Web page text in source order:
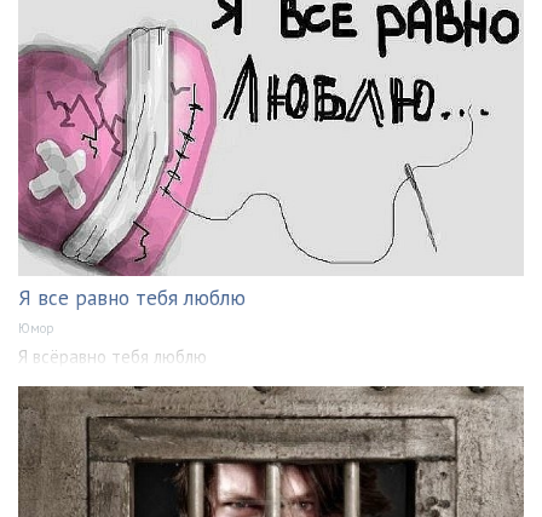
Я все равно тебя люблю
Юмор
Я всёравно тебя люблю